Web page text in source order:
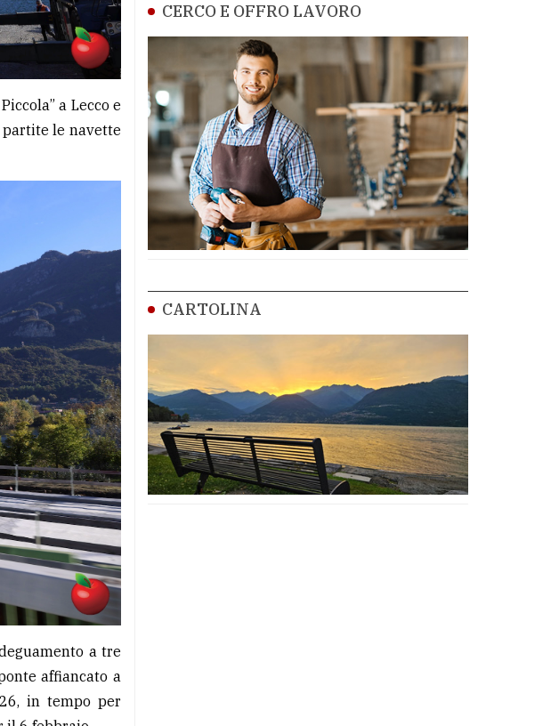
a Lecco e
partite le navette
a tre
affiancato a
in tempo per
CERCO E OFFRO LAVORO
CARTOLINA